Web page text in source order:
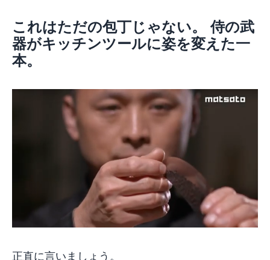
これはただの包丁じゃない。 侍の武
器がキッチンツールに姿を変えた一
本。
正直に言いましょう。